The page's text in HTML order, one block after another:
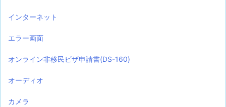
インターネット
エラー画面
オンライン非移民ビザ申請書(DS-160)
オーディオ
カメラ